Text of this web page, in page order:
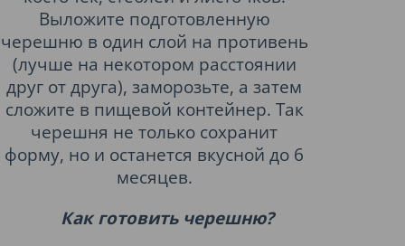
Выложите подготовленную
черешню в один слой на противень
(лучше на некотором расстоянии
друг от друга), заморозьте, а затем
сложите в пищевой контейнер. Так
черешня не только сохранит
форму, но и останется вкусной до 6
месяцев.
Как готовить черешню?